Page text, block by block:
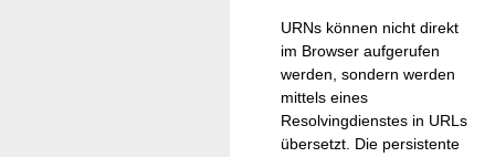
URNs können nicht direkt
im Browser aufgerufen
werden, sondern werden
mittels eines
Resolvingdienstes in URLs
übersetzt. Die persistente